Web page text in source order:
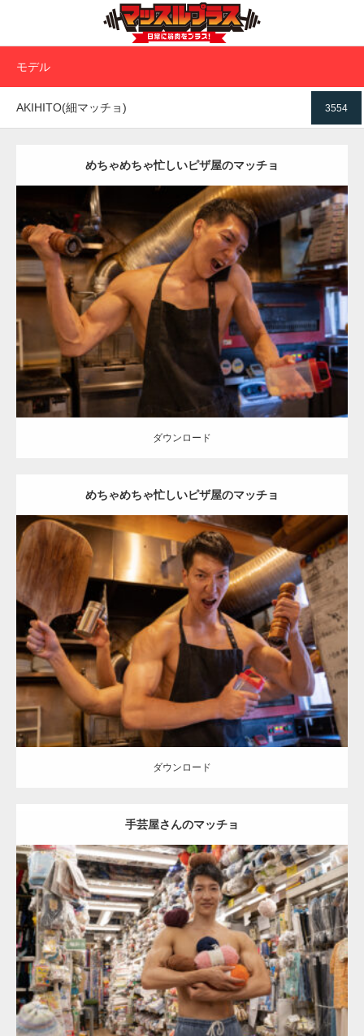
モデル
3554
AKIHITO(細マッチョ)
めちゃめちゃ忙しいピザ屋のマッチョ
Update:2024.06.7
Category:ピザ屋のマッチョ（方南町） kaichan
AKIHITO(細マッチ
ョ) 上腕二頭筋 方南町（東京）
ダウンロード
ダウンロード
めちゃめちゃ忙しいピザ屋のマッチョ
Update:2024.06.7
Category:ピザ屋のマッチョ（方南町） kaichan
AKIHITO(細マッチ
上腕二頭筋 方南町（東京）
ダウンロード
ダウンロード
手芸屋さんのマッチョ
Update:2024.06.20
Category:手芸屋さんのマッチョ（方南町） kaichanAKIHITO(細マッ
チョ) 方南町（東京）
ダウンロード